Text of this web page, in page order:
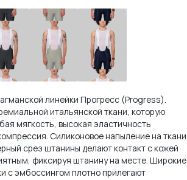
Мужские
Велотрусы
Прогресс
(Progress)
Luna
Мужские
Велотрусы
Прогресс
(Progress)
Navy
линейки Прогресс (Progress).
итальянской ткани, которую
мягкость, высокая эластичность
Силиконовое напыление на ткани
срез штанины делают контакт с кожей
фиксируя штанину на месте. Широкие
с эмбоссингом плотно прилегают